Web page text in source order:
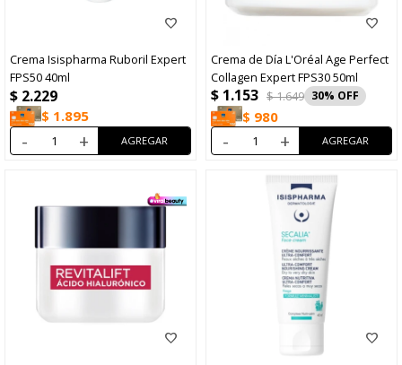
Crema Isispharma Ruboril Expert
FPS50 40ml
$ 2.229
$ 1.895
- +
Crema de Día L'Oréal Age Perfect
Collagen Expert FPS30 50ml
$ 1.153 $1.649 30
$ 980
- +